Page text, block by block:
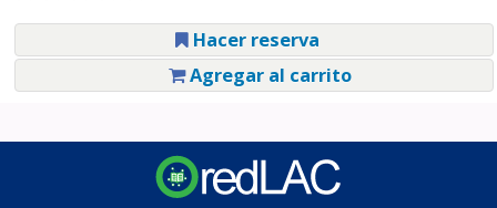
Hacer reserva
Agregar al carrito